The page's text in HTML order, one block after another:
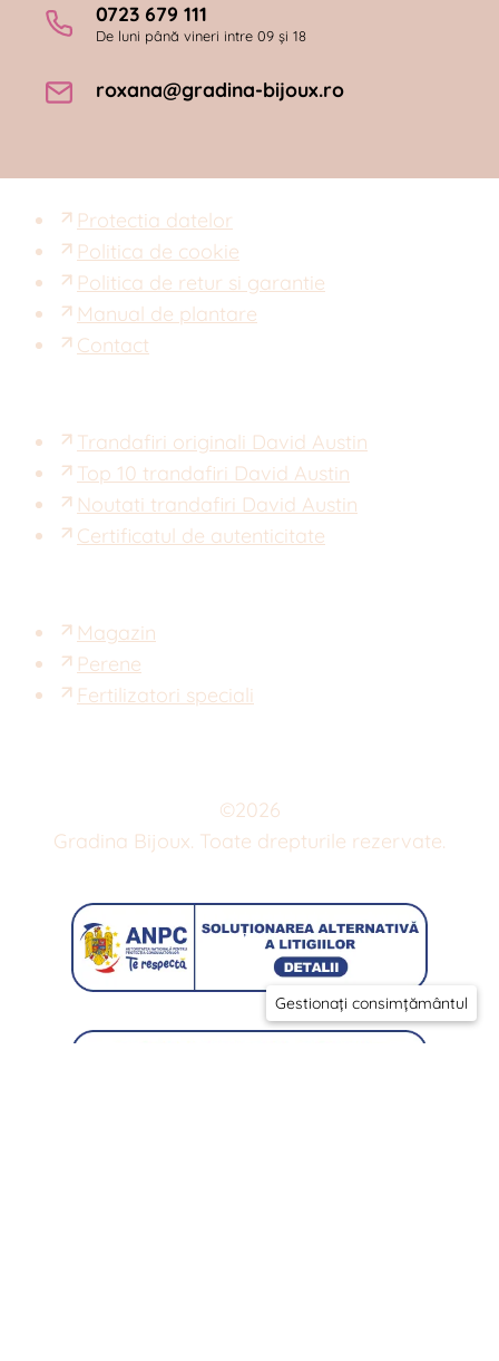
0723 679 111
De luni până vineri intre 09 și 18
roxana@gradina-bijoux.ro
Protectia datelor
Politica de cookie
Politica de retur si garantie
Manual de plantare
Contact
Trandafiri originali David Austin
Top 10 trandafiri David Austin
Noutati trandafiri David Austin
Certificatul de autenticitate
Magazin
Perene
Fertilizatori speciali
©2026
Gradina Bijoux. Toate drepturile rezervate.
Gestionați consimțământul